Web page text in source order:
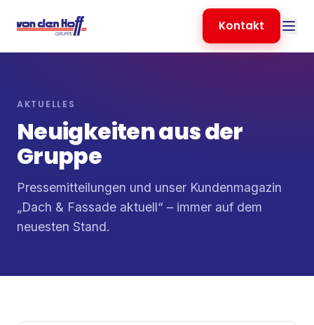
Kontakt
AKTUELLES
Neuigkeiten aus der
Gruppe
Pressemitteilungen und unser Kundenmagazin
„Dach & Fassade aktuell“ – immer auf dem
neuesten Stand.